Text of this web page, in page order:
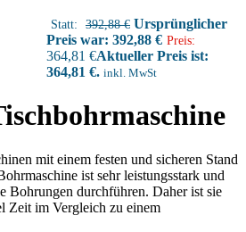
Statt: 392,88€ Ursprünglicher
Preis war: 392,88 € Preis:
364,81 €Aktueller Preis ist:
364,81 €. inkl. MwSt
mit einem festen und sicheren Stand
ist sehr leistungsstark und
Bohrungen durchführen. Daher ist sie
Zeit im Vergleich zu einem